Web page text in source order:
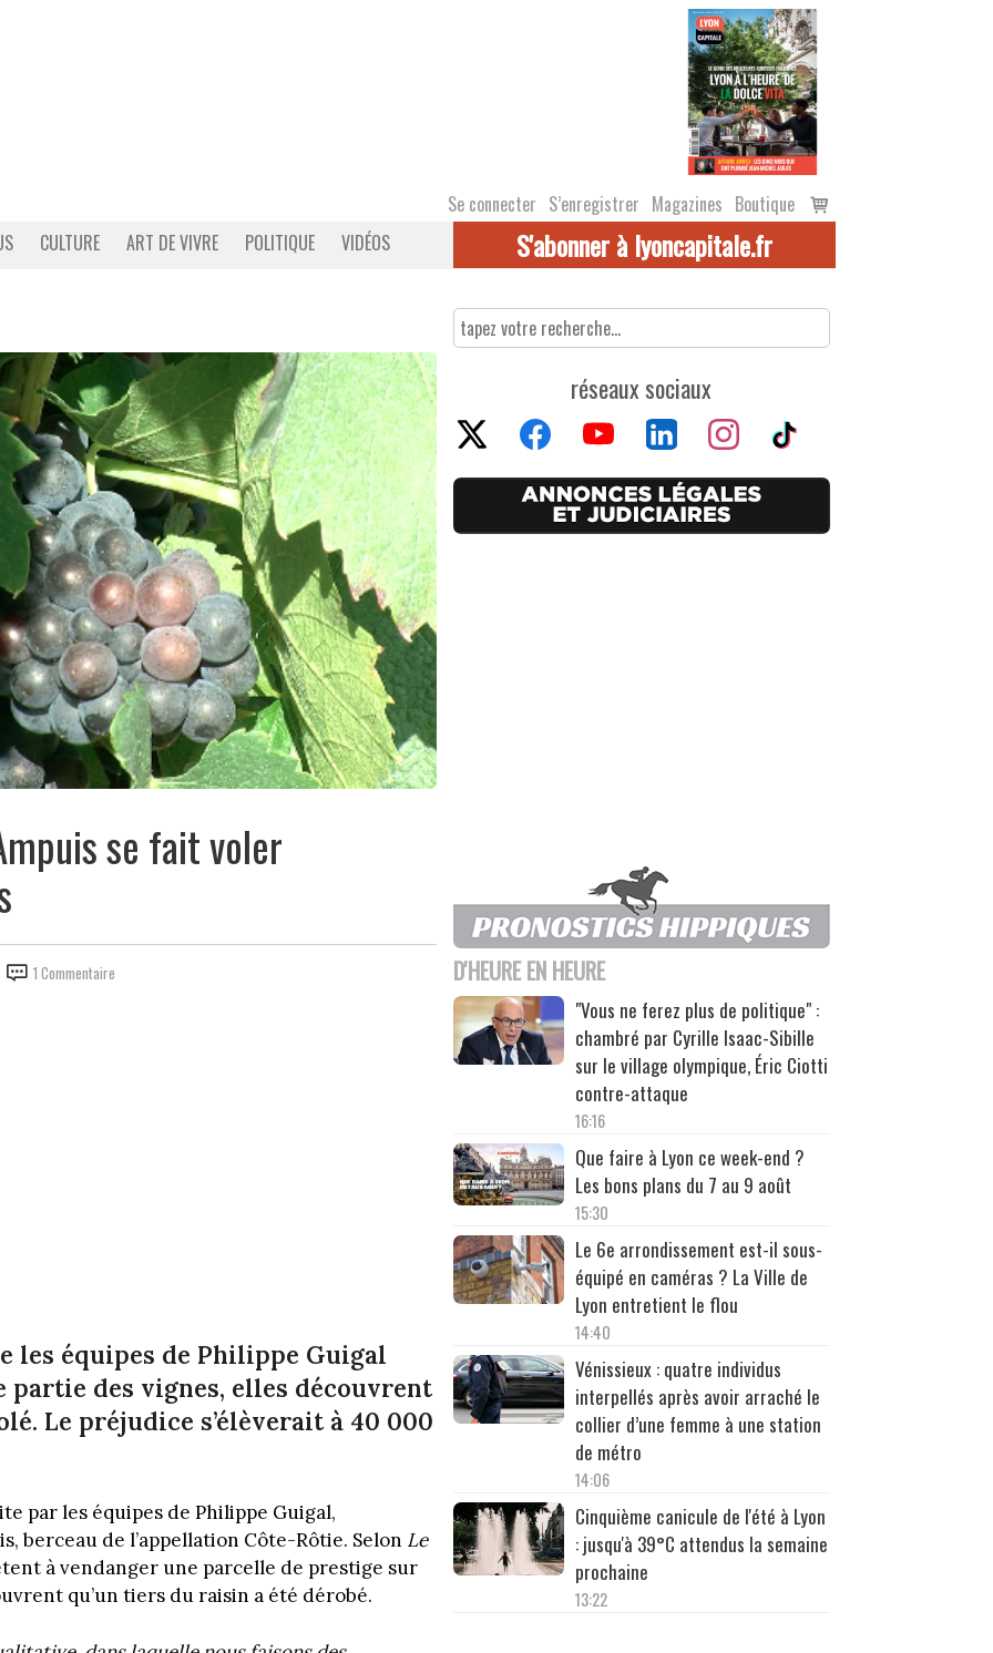
Se connecter S’enregistrer Magazines Boutique
Voir
le
CULTURE ART DE VIVRE POLITIQUE VIDÉOS S'abonner à lyoncapitale.fr
se fait voler
1 Commentaire
les équipes de Philippe Guigal
partie des vignes, elles découvrent
Le préjudice s’élèverait à 40 000
par les équipes de Philippe Guigal,
berceau de l’appellation Côte-Rôtie. Selon Le
à vendanger une parcelle de prestige sur
qu’un tiers du raisin a été dérobé.
réseaux sociaux
D'HEURE EN HEURE
"Vous ne ferez plus de politique" :
chambré par Cyrille Isaac-Sibille
sur le village olympique, Éric Ciotti
contre-attaque
16:16
Que faire à Lyon ce week-end ?
Les bons plans du 7 au 9 août
15:30
Le 6e arrondissement est-il sous-
équipé en caméras ? La Ville de
Lyon entretient le flou
14:40
Vénissieux : quatre individus
interpellés après avoir arraché le
collier d’une femme à une station
de métro
14:06
Cinquième canicule de l'été à Lyon
: jusqu'à 39°C attendus la semaine
prochaine
13:22